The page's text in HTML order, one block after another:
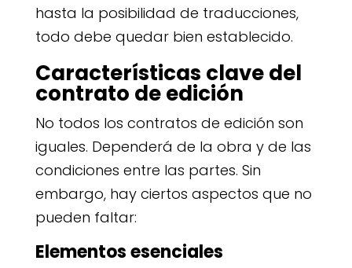
hasta la posibilidad de traducciones,
todo debe quedar bien establecido.
Características clave del
contrato de edición
No todos los contratos de edición son
iguales. Dependerá de la obra y de las
condiciones entre las partes. Sin
embargo, hay ciertos aspectos que no
pueden faltar:
Elementos esenciales